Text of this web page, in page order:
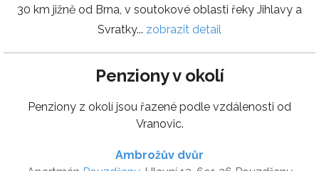
30 km jižně od Brna, v soutokové oblasti řeky Jihlavy a
Svratky... zobrazit detail
Penziony v okolí
Penziony z okolí jsou řazené podle vzdálenosti od
Vranovic.
Ambrožův dvůr